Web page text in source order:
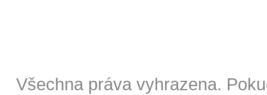
Všechna práva vyhrazena.